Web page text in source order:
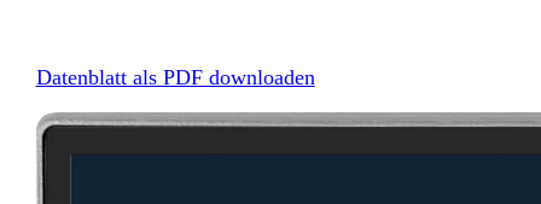
Datenblatt als PDF downloaden